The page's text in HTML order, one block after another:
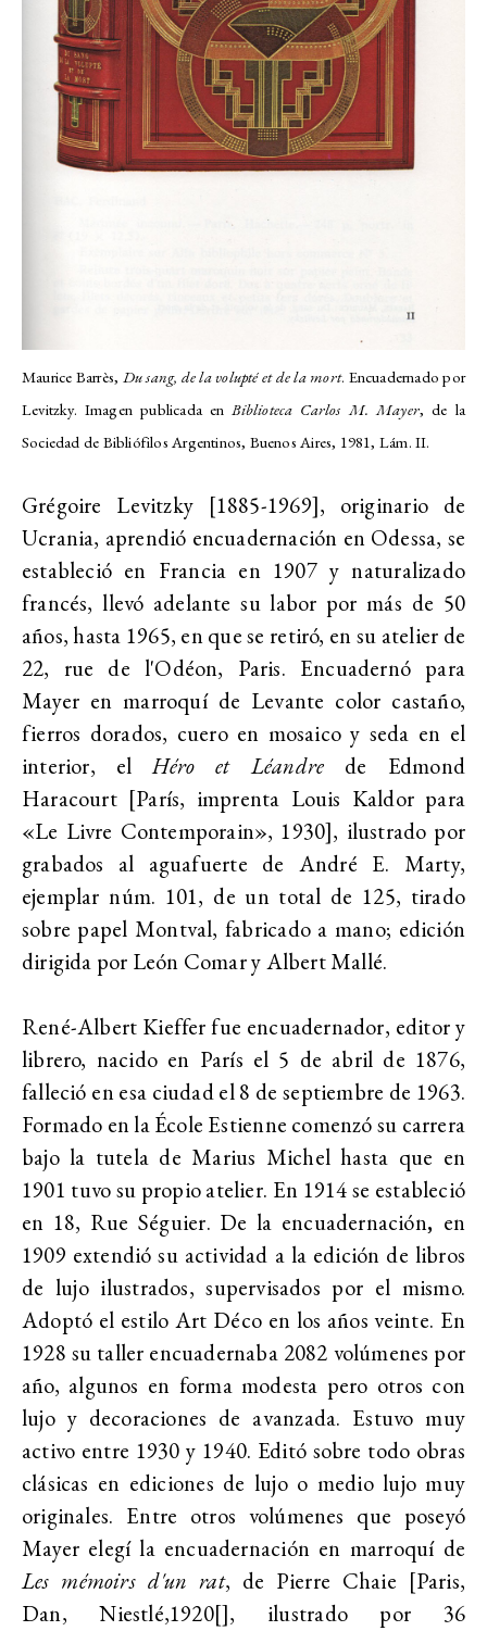
Maurice Barrès, Du sang, de la volupté et de la mort. Encuadernado por
Levitzky. Imagen publicada en Biblioteca Carlos M. Mayer, de la
Sociedad de Bibliófilos Argentinos, Buenos Aires, 1981, Lám. II.
Grégoire Levitzky [1885-1969], originario de
Ucrania, aprendió encuadernación en Odessa, se
estableció en Francia en 1907 y naturalizado
francés, llevó adelante su labor por más de 50
años, hasta 1965, en que se retiró, en su atelier de
22, rue de l'Odéon, Paris. Encuadernó para
Mayer en marroquí de Levante color castaño,
fierros dorados, cuero en mosaico y seda en el
interior, elHéro et Léandre de Edmond
Haracourt [París, imprenta Louis Kaldor para
«Le Livre Contemporain», 1930], ilustrado por
grabados al aguafuerte de André E. Marty,
ejemplar núm. 101, de un total de 125, tirado
sobre papel Montval, fabricado a mano; edición
dirigida por León Comar y Albert Mallé.
René-Albert Kieffer fue encuadernador, editor y
librero, nacido en París el 5 de abril de 1876,
falleció en esa ciudad el 8 de septiembre de 1963.
Formado en laÉcole Estienne comenzó su carrera
bajo la tutela de Marius Michel hasta que en
1901 tuvo su propio atelier. En 1914 se estableció
en 18, Rue Séguier. De la encuadernación, en
1909 extendió su actividad a la edición de libros
de lujo ilustrados, supervisados por el mismo.
Adoptó el estilo Art Déco en los años veinte. En
1928 su taller encuadernaba 2082 volúmenes por
año, algunos en forma modesta pero otros con
lujo y decoraciones de avanzada. Estuvo muy
activo entre 1930 y 1940. Editó sobre todo obras
clásicas en ediciones de lujo o medio lujo muy
originales. Entre otros volúmenes que poseyó
Mayer elegí la encuadernación en marroquí de
Les mémoirs d'un rat, de Pierre Chaie [Paris,
Dan, Niestlé,1920[], ilustrado por 36